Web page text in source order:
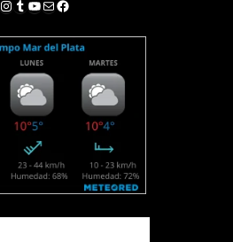
Instagram
Tumblr
YouTube
Correo electrónico
Facebook